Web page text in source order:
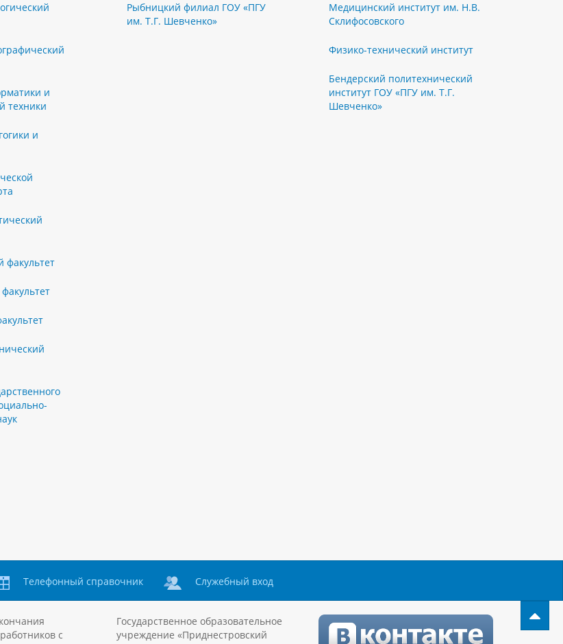
и
техники
и
факультет
Рыбницкий филиал ГОУ «ПГУ
им. Т.Г. Шевченко»
Медицинский институт им. Н.В.
Склифосовского
Физико-технический институт
Бендерский политехнический
институт ГОУ «ПГУ им. Т.Г.
Шевченко»
Телефонный справочник Служебный вход
с
Государственное образовательное
учреждение «Приднестровский